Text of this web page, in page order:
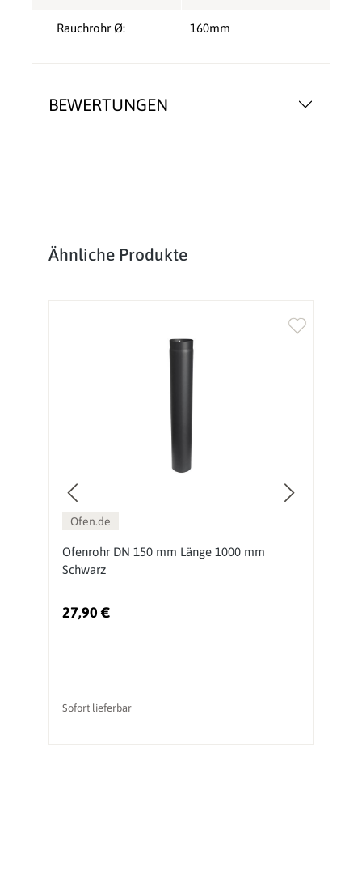
BEWERTUNGEN
Rauchrohr Ø: 160mm
Produktgalerie überspringen
Ähnliche Produkte
Ofen.de
Ofenrohr DN 150 mm Länge 1000 mm
Schwarz
27,90 €
Sofort lieferbar